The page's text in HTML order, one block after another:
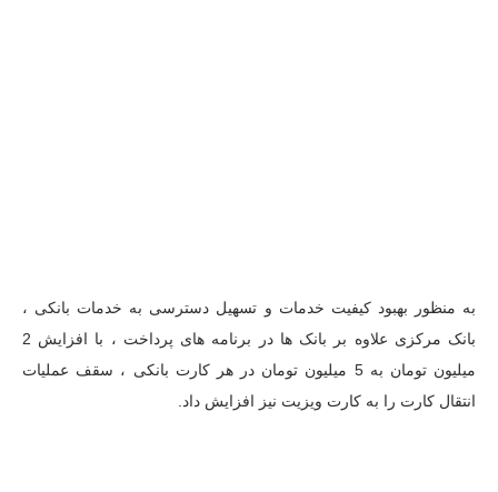
به منظور بهبود کیفیت خدمات و تسهیل دسترسی به خدمات بانکی ،
بانک مرکزی علاوه بر بانک ها در برنامه های پرداخت ، با افزایش 2
میلیون تومان به 5 میلیون تومان در هر کارت بانکی ، سقف عملیات
انتقال کارت را به کارت ویزیت نیز افزایش داد.